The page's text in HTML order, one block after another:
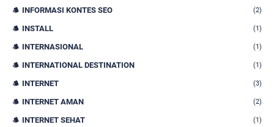
INFORMASI KONTES SEO (2)
INSTALL (1)
INTERNASIONAL (1)
INTERNATIONAL DESTINATION (1)
INTERNET (3)
INTERNET AMAN (2)
INTERNET SEHAT (1)